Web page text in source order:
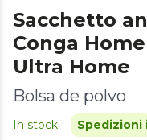
Sacchetto
Conga
Ultra Home
Bolsa de polvo
In stock Spedizioni